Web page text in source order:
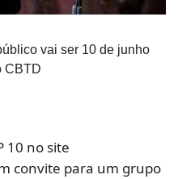
vai ser 10 de junho
CBTD
convite para um grupo